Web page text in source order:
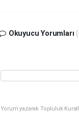
Okuyucu Yorumları
Yorum yazarak Topluluk